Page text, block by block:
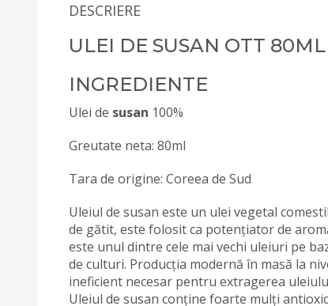
DESCRIERE
ULEI DE SUSAN OTT 80ML
INGREDIENTE
Ulei de susan 100%
Greutate neta: 80ml
Tara de origine: Coreea de Sud
Uleiul de susan este un ulei vegetal
de gătit, este folosit ca potențiator de
este unul dintre cele mai vechi uleiuri pe
de culturi. Producția modernă în masă la
ineficient necesar pentru extragerea
Uleiul de susan conține foarte mulți